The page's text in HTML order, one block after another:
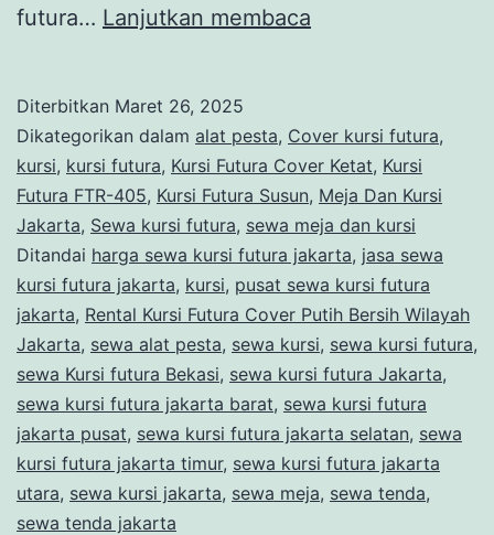
futura… Lanjutkan membaca
Cover
Putih
Bersih
Wilayah
Jakarta
Diterbitkan Maret 26, 2025
Dikategorikan dalam alat pesta, Cover kursi futura,
kursi, kursi futura, Kursi Futura Cover Ketat, Kursi
Futura FTR-405, Kursi Futura Susun, Meja Dan Kursi
Jakarta, Sewa kursi futura, sewa meja dan kursi
Ditandai harga sewa kursi futura jakarta, jasa sewa
kursi futura jakarta, kursi, pusat sewa kursi futura
jakarta, Rental Kursi Futura Cover Putih Bersih Wilayah
Jakarta, sewa alat pesta, sewa kursi, sewa kursi futura,
sewa Kursi futura Bekasi, sewa kursi futura Jakarta,
sewa kursi futura jakarta barat, sewa kursi futura
jakarta pusat, sewa kursi futura jakarta selatan, sewa
kursi futura jakarta timur, sewa kursi futura jakarta
utara, sewa kursi jakarta, sewa meja, sewa tenda,
sewa tenda jakarta